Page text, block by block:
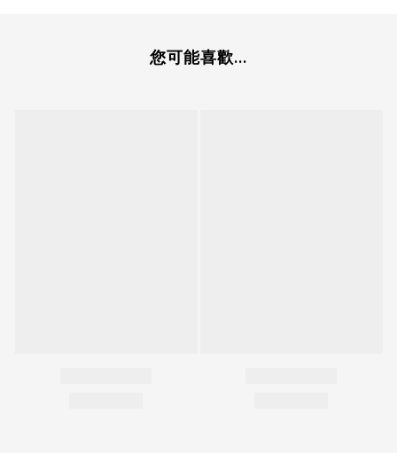
您可能喜歡...